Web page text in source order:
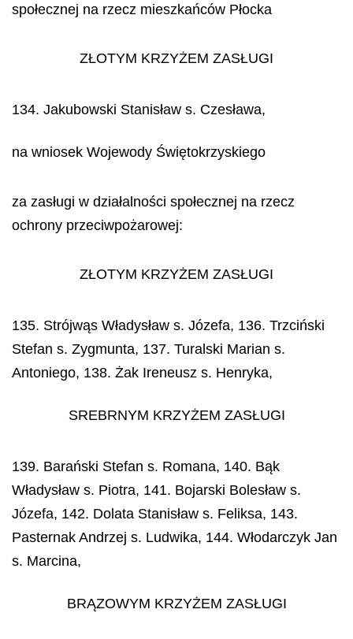
społecznej na rzecz mieszkańców Płocka
ZŁOTYM KRZYŻEM ZASŁUGI
134. Jakubowski Stanisław s. Czesława,
na wniosek Wojewody Świętokrzyskiego
za zasługi w działalności społecznej na rzecz
ochrony przeciwpożarowej:
ZŁOTYM KRZYŻEM ZASŁUGI
135. Strójwąs Władysław s. Józefa, 136. Trzciński
Stefan s. Zygmunta, 137. Turalski Marian s.
Antoniego, 138. Żak Ireneusz s. Henryka,
SREBRNYM KRZYŻEM ZASŁUGI
139. Barański Stefan s. Romana, 140. Bąk
Władysław s. Piotra, 141. Bojarski Bolesław s.
Józefa, 142. Dolata Stanisław s. Feliksa, 143.
Pasternak Andrzej s. Ludwika, 144. Włodarczyk Jan
s. Marcina,
BRĄZOWYM KRZYŻEM ZASŁUGI